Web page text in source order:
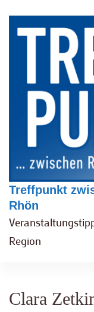
Treffpunkt
Rhön
Region
Clara